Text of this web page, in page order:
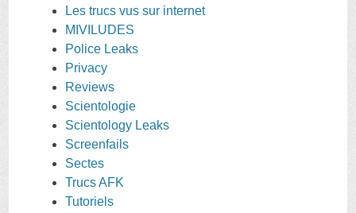
Les trucs vus sur internet
MIVILUDES
Police Leaks
Privacy
Reviews
Scientologie
Scientology Leaks
Screenfails
Sectes
Trucs AFK
Tutoriels